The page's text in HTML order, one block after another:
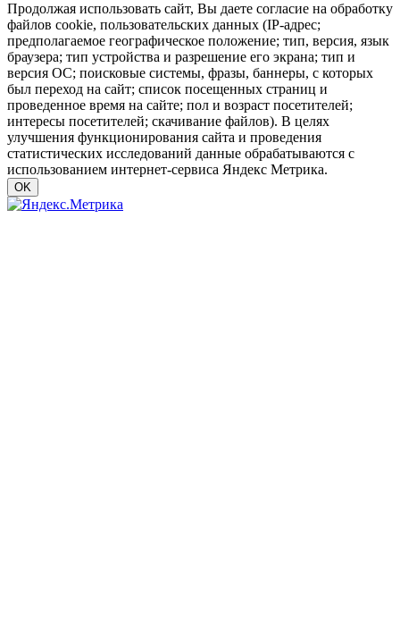
Продолжая использовать сайт, Вы даете согласие на обработку
файлов cookie, пользовательских данных (IP-адрес;
предполагаемое географическое положение; тип, версия, язык
браузера; тип устройства и разрешение его экрана; тип и
версия ОС; поисковые системы, фразы, баннеры, с которых
был переход на сайт; список посещенных страниц и
проведенное время на сайте; пол и возраст посетителей;
интересы посетителей; скачивание файлов). В целях
улучшения функционирования сайта и проведения
статистических исследований данные обрабатываются с
использованием интернет-сервиса Яндекс Метрика.
OK